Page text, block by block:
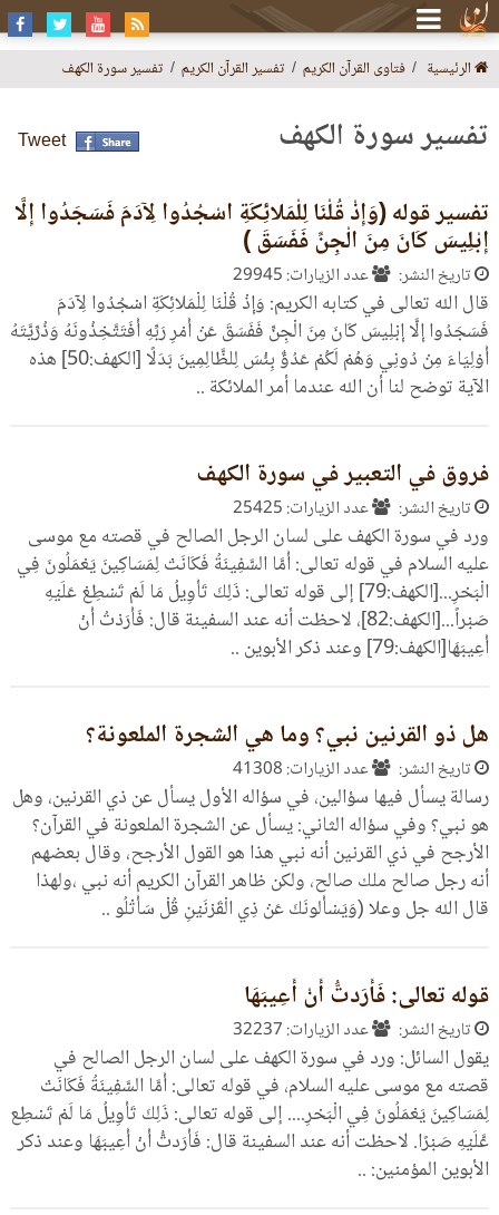
الرئيسية فتاوى القرآن الكريم تفسير القرآن الكريم تفسير سورة الكهف
تفسير سورة الكهف Tweet
تفسير قوله (وَإِذْ قُلْنَا لِلْمَلائِكَةِ اسْجُدُوا لِآدَمَ فَسَجَدُوا إِلَّا
إِبْلِيسَ كَانَ مِنَ الْجِنِّ فَفَسَقَ )
تاريخ النشر: عدد الزيارات: 29945
قال الله تعالى في كتابه الكريم: وَإِذْ قُلْنَا لِلْمَلائِكَةِ اسْجُدُوا لِآدَمَ
فَسَجَدُوا إِلَّا إِبْلِيسَ كَانَ مِنَ الْجِنِّ فَفَسَقَ عَنْ أَمْرِ رَبِّهِ أَفَتَتَّخِذُونَهُ وَذُرِّيَّتَهُ
أَوْلِيَاءَ مِنْ دُونِي وَهُمْ لَكُمْ عَدُوٌّ بِئْسَ لِلظَّالِمِينَ بَدَلًا [الكهف:50] هذه
الآية توضح لنا أن الله عندما أمر الملائكة ..
فروق في التعبير في سورة الكهف
تاريخ النشر: عدد الزيارات: 25425
ورد في سورة الكهف على لسان الرجل الصالح في قصته مع موسى
عليه السلام في قوله تعالى: أَمَّا السَّفِينَةُ فَكَانَتْ لِمَسَاكِينَ يَعْمَلُونَ فِي
الْبَحْرِ...[الكهف:79] إلى قوله تعالى: ذَلِكَ تَأْوِيلُ مَا لَمْ تَسْطِعْ عَلَيْهِ
صَبْراً...[الكهف:82]، لاحظت أنه عند السفينة قال: فَأَرَدْتُ أَنْ
أَعِيبَهَا[الكهف:79] وعند ذكر الأبوين ..
هل ذو القرنين نبي؟ وما هي الشجرة الملعونة؟
تاريخ النشر: عدد الزيارات: 41308
رسالة يسأل فيها سؤالين، في سؤاله الأول يسأل عن ذي القرنين، وهل
هو نبي؟ وفي سؤاله الثاني: يسأل عن الشجرة الملعونة في القرآن؟
الأرجح في ذي القرنين أنه نبي هذا هو القول الأرجح، وقال بعضهم
أنه رجل صالح ملك صالح، ولكن ظاهر القرآن الكريم أنه نبي ،ولهذا
قال الله جل وعلا (وَيَسْأَلونَكَ عَنْ ذِي الْقَرْنَيْنِ قُلْ سَأَتْلُو ..
قوله تعالى: فَأَرَدتُّ أَنْ أَعِيبَهَا
تاريخ النشر: عدد الزيارات: 32237
يقول السائل: ورد في سورة الكهف على لسان الرجل الصالح في
قصته مع موسى عليه السلام، في قوله تعالى: أَمَّا السَّفِينَةُ فَكَانَتْ
لِمَسَاكِينَ يَعْمَلُونَ فِي الْبَحْرِ.... إلى قوله تعالى: ذَلِكَ تَأْوِيلُ مَا لَمْ تَسْطِع
عَّلَيْهِ صَبْرًا. لاحظت أنه عند السفينة قال: فَأَرَدتُّ أَنْ أَعِيبَهَا وعند ذكر
الأبوين المؤمنين: ..